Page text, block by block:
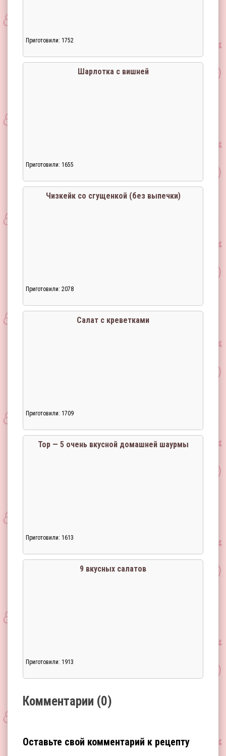
Приготовили: 1752
Шарлотка с вишней
Приготовили: 1655
Чизкейк со сгущенкой (без выпечки)
Приготовили: 2078
Салат с креветками
Приготовили: 1709
Тор — 5 очень вкусной домашней шаурмы
Приготовили: 1613
9 вкусных салатов
Приготовили: 1913
Комментарии (0)
Оставьте свой комментарий к рецепту